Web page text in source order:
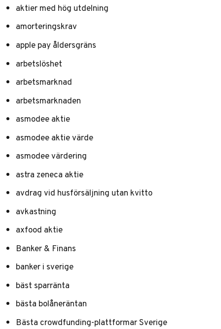
aktier med hög utdelning
amorteringskrav
apple pay åldersgräns
arbetslöshet
arbetsmarknad
arbetsmarknaden
asmodee aktie
asmodee aktie värde
asmodee värdering
astra zeneca aktie
avdrag vid husförsäljning utan kvitto
avkastning
axfood aktie
Banker & Finans
banker i sverige
bäst sparränta
bästa bolåneräntan
Bästa crowdfunding-plattformar Sverige